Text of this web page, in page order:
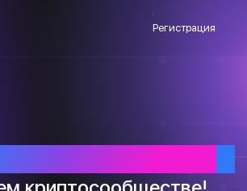
Регистрация